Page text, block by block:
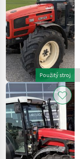
Dorado
Natural
80
Silver
130
DT
Virtus
120
Stage
IV
Aster
60
DT
LK
Corsaro
70 DT
Použitý stroj